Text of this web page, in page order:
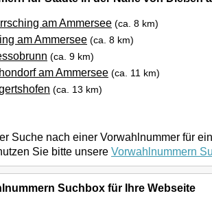
am Ammersee (ca. 8 km)
am Ammersee (ca. 8 km)
(ca. 9 km)
am Ammersee (ca. 11 km)
(ca. 13 km)
Suche nach einer Vorwahlnummer für
Sie bitte unsere Vorwahlnummern
Suchbox für Ihre Webseite